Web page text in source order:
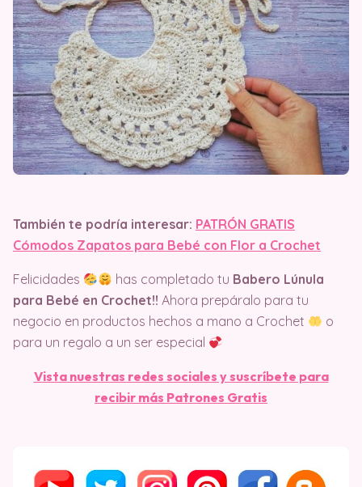
También te podría interesar: PATRÓN GRATIS
Cómodos Zapatos para Bebé con Flor a Crochet
Felicidades has completado tu Babero Lúnula
para Bebé en Crochet!! Ahora prepáralo para tu
negocio en productos hechos a mano a Crochet
o
para un regalo a un ser especial
Vista nuestras redes sociales y suscríbete para
recibir más Patrones Gratis